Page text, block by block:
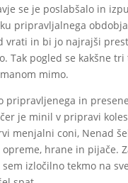
se je poslabšalo in
pripravljalnega
vrati in bi jo najrajši
Tak pogled se kakšne
mimo.
in
je minil v pripravi
menjalni coni, Nenad
hrane in pijače.
izločilno tekmo na